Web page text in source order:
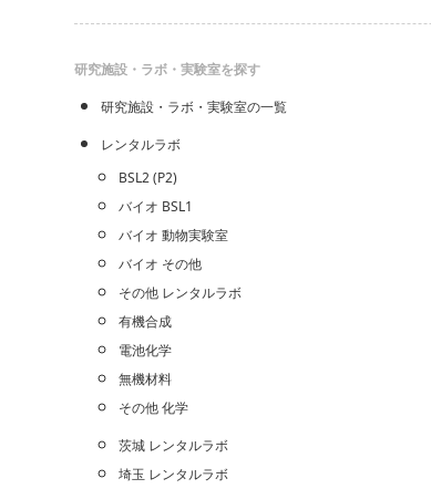
研究施設・ラボ・実験室を探す
研究施設・ラボ・実験室の一覧
レンタルラボ
BSL2 (P2)
バイオ BSL1
バイオ 動物実験室
バイオ その他
その他 レンタルラボ
有機合成
電池化学
無機材料
その他 化学
茨城 レンタルラボ
埼玉 レンタルラボ